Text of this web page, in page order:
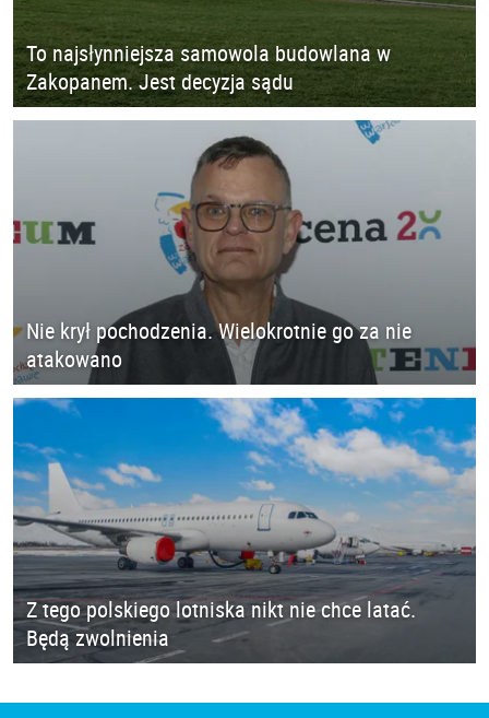
To najsłynniejsza samowola budowlana w
Zakopanem. Jest decyzja sądu
Nie krył pochodzenia. Wielokrotnie go za nie
atakowano
Z tego polskiego lotniska nikt nie chce latać.
Będą zwolnienia